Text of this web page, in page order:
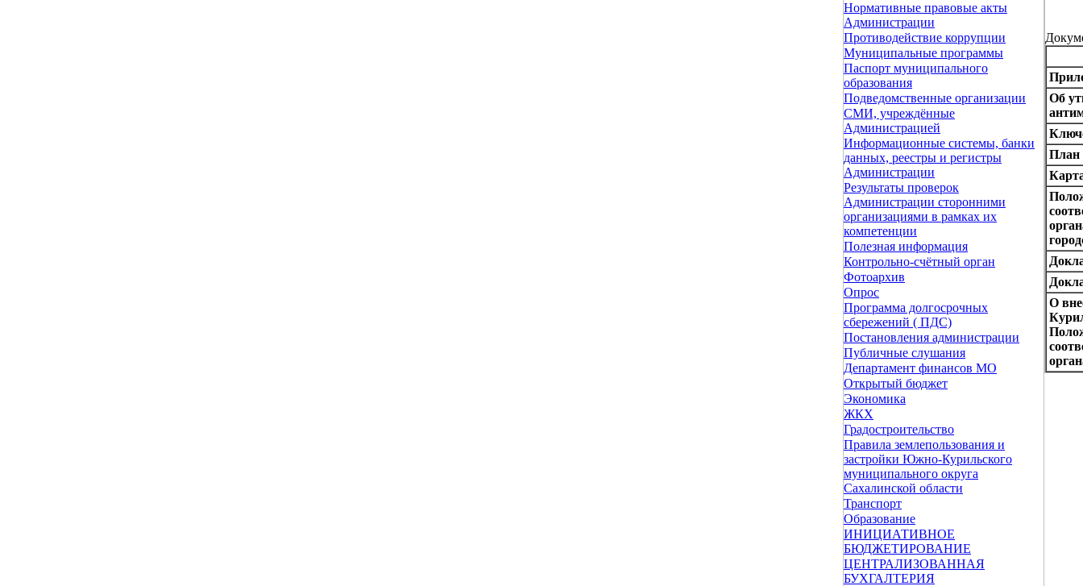
Нормативные правовые акты
Администрации
Противодействие коррупции
Муниципальные программы
Паспорт муниципального
образования
Подведомственные организации
СМИ, учреждённые
Администрацией
Информационные системы, банки
данных, реестры и регистры
Администрации
Результаты проверок
Администрации сторонними
организациями в рамках их
компетенции
Полезная информация
Контрольно-счётный орган
Фотоархив
Опрос
Программа долгосрочных
сбережений ( ПДС)
Постановления администрации
Публичные слушания
Департамент финансов МО
Открытый бюджет
Экономика
ЖКХ
Градостроительство
Правила землепользования и
застройки Южно-Курильского
муниципального округа
Сахалинской области
Транспорт
Образование
ИНИЦИАТИВНОЕ
БЮДЖЕТИРОВАНИЕ
ЦЕНТРАЛИЗОВАННАЯ
БУХГАЛТЕРИЯ
Об
План
О